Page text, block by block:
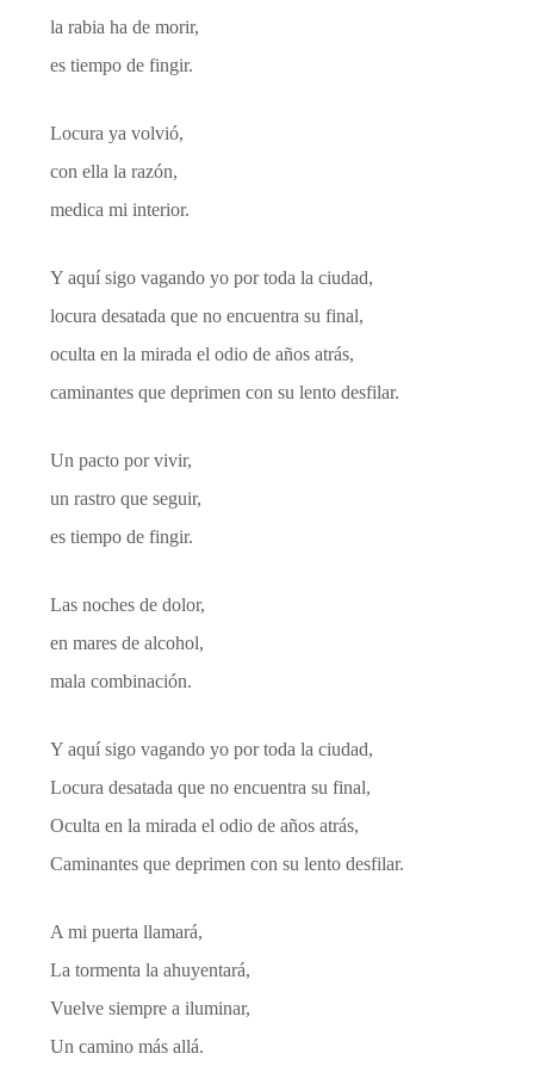
la rabia ha de morir,
es tiempo de fingir.
Locura ya volvió,
con ella la razón,
medica mi interior.
Y aquí sigo vagando yo por toda la ciudad,
locura desatada que no encuentra su final,
oculta en la mirada el odio de años atrás,
caminantes que deprimen con su lento desfilar.
Un pacto por vivir,
un rastro que seguir,
es tiempo de fingir.
Las noches de dolor,
en mares de alcohol,
mala combinación.
Y aquí sigo vagando yo por toda la ciudad,
Locura desatada que no encuentra su final,
Oculta en la mirada el odio de años atrás,
Caminantes que deprimen con su lento desfilar.
A mi puerta llamará,
La tormenta la ahuyentará,
Vuelve siempre a iluminar,
Un camino más allá.